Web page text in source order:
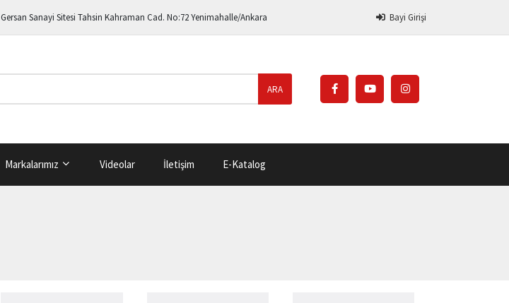
Gersan Sanayi Sitesi Tahsin Kahraman Cad. No:72 Yenimahalle/Ankara Bayi Girişi
ARA
Markalarımız Videolar İletişim E-Katalog